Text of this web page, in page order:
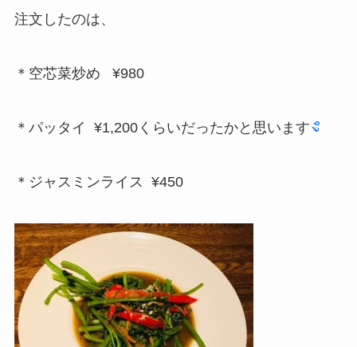
注文したのは、
＊空芯菜炒め ¥980
＊パッタイ ¥1,200くらいだったかと思います
＊ジャスミンライス ¥450